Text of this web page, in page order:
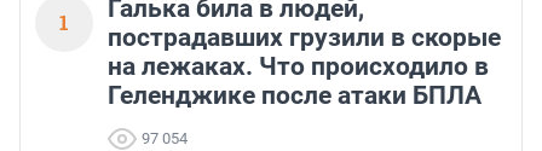
1
Галька била в людей,
пострадавших грузили в скорые
на лежаках. Что происходило в
Геленджике после атаки БПЛА
97 054